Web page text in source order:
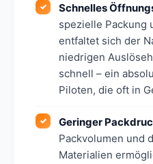
Schnelles
spezielle Packung
entfaltet sich der
niedrigen
schnell – ein
Piloten, die oft in
Geringer
Packvolumen und
Materialien